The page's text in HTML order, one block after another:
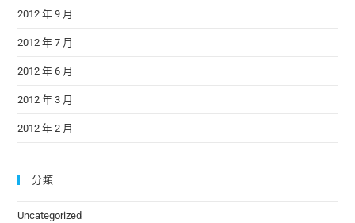
2012 年 9 月
2012 年 7 月
2012 年 6 月
2012 年 3 月
2012 年 2 月
分類
Uncategorized